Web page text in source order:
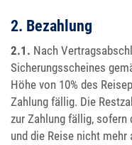
2. Bezahlung
2.1. Nach
Sicherungsscheines
Höhe von 10% des
Zahlung fällig. Die
zur Zahlung fällig, sofern
und die Reise nicht mehr